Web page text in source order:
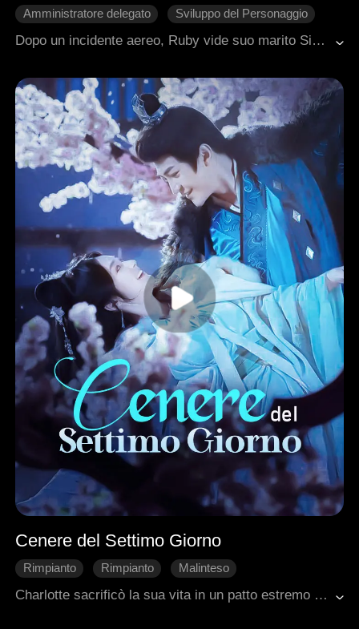
Amministratore delegato
Sviluppo del Personaggio
Romanzo sentimentale moderno
Dopo un incidente aereo, Ruby vide suo marito Simon con il suo primo amore. Distrutta, chiese il divorzio e tornò a essere una hacker. Dopo un anno di matrimonio forzato, Simon realizzò la vera natura del suo primo amore e, durante una crisi, si gettò su un coltello per proteggere Ruby. Con la verità svelata e i colpevoli in prigione, Simon riconquistò Ruby, lei rimase incinta e si risposarono.
Cenere del Settimo Giorno
Rimpianto Rimpianto
Malinteso
Charlotte sacrificò la sua vita in un patto estremo per donare all'amato Neil un futuro radioso. Ma appena varcata la soglia della morte, scopre l'amara verità: Neil non ha nemmeno atteso un giorno per sostituirla. Dalle ceneri del suo sacrificio, non nasce una leggenda d'amore, ma un'ossessione eterna.